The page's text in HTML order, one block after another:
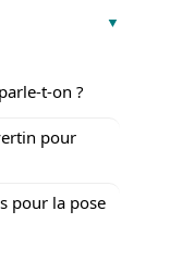
t-on ?
pour
pour la pose